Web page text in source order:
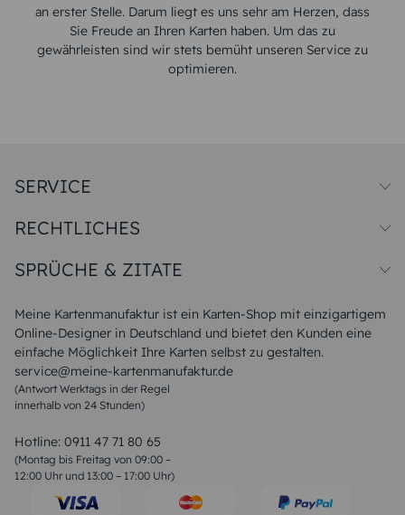
an erster Stelle. Darum liegt es uns sehr am Herzen, dass
Sie Freude an Ihren Karten haben. Um das zu
gewährleisten sind wir stets bemüht unseren Service zu
optimieren.
Meine Kartenmanufaktur ist ein Karten-Shop mit einzigartigem
Online-Designer in Deutschland und bietet den Kunden eine
einfache Möglichkeit Ihre Karten selbst zu gestalten.
service@meine-kartenmanufaktur.de
(Antwort Werktags in der Regel
innerhalb von 24 Stunden)
Hotline: 0911 47 71 80 65
(Montag bis Freitag von 09:00 –
12:00 Uhr und 13:00 – 17:00 Uhr)
SERVICE
Papiersorten
Unsere Produktion
Magazin
FAQ
RECHTLICHES
Widerrufsbelehrung
SPRÜCHE & ZITATE
Liebeskummer Sprüche
Sommer Sprüche
Muttertagssprüche
Sprüche zur Hochzeit
Sprüche zur Konfirmation & Kommunion
Weihnachtsgedichte
Liebessprüche
Geburtstagssprüche
Trauersprüche
Konfirmation Glückwünsche